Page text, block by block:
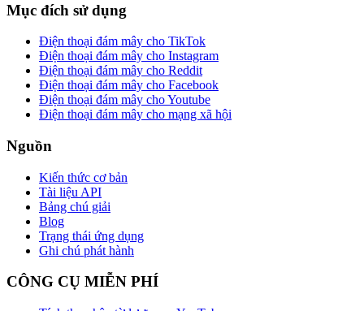
Mục đích sử dụng
Điện thoại đám mây cho TikTok
Điện thoại đám mây cho Instagram
Điện thoại đám mây cho Reddit
Điện thoại đám mây cho Facebook
Điện thoại đám mây cho Youtube
Điện thoại đám mây cho mạng xã hội
Nguồn
Kiến thức cơ bản
Tài liệu API
Bảng chú giải
Blog
Trạng thái ứng dụng
Ghi chú phát hành
CÔNG CỤ MIỄN PHÍ